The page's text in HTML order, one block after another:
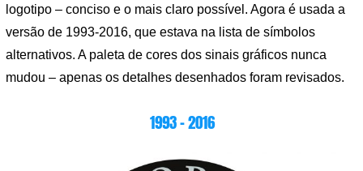
logotipo – conciso e o mais claro possível. Agora é usada a
versão de 1993-2016, que estava na lista de símbolos
alternativos. A paleta de cores dos sinais gráficos nunca
mudou – apenas os detalhes desenhados foram revisados.
1993 – 2016